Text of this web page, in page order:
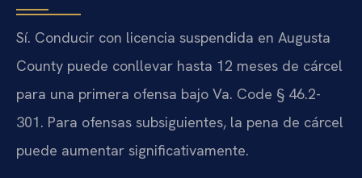
Sí. Conducir con licencia suspendida en Augusta
County puede conllevar hasta 12 meses de cárcel
para una primera ofensa bajo Va. Code § 46.2-
301. Para ofensas subsiguientes, la pena de cárcel
puede aumentar significativamente.